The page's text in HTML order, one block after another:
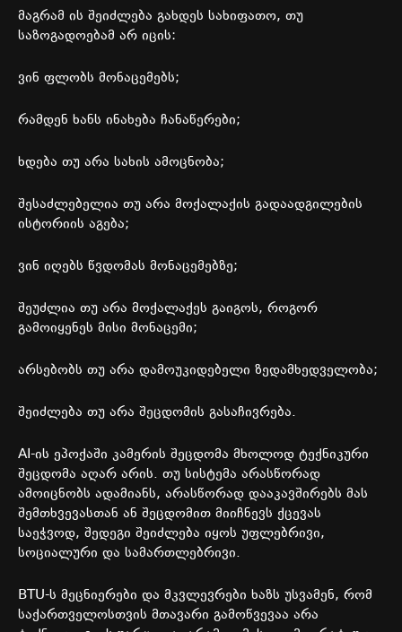
მაგრამ ის შეიძლება გახდეს სახიფათო, თუ
საზოგადოებამ არ იცის:
ვინ ფლობს მონაცემებს;
რამდენ ხანს ინახება ჩანაწერები;
ხდება თუ არა სახის ამოცნობა;
შესაძლებელია თუ არა მოქალაქის გადაადგილების
ისტორიის აგება;
ვინ იღებს წვდომას მონაცემებზე;
შეუძლია თუ არა მოქალაქეს გაიგოს, როგორ
გამოიყენეს მისი მონაცემი;
არსებობს თუ არა დამოუკიდებელი ზედამხედველობა;
შეიძლება თუ არა შეცდომის გასაჩივრება.
AI-ის ეპოქაში კამერის შეცდომა მხოლოდ ტექნიკური
შეცდომა აღარ არის. თუ სისტემა არასწორად
ამოიცნობს ადამიანს, არასწორად დააკავშირებს მას
შემთხვევასთან ან შეცდომით მიიჩნევს ქცევას
საეჭვოდ, შედეგი შეიძლება იყოს უფლებრივი,
სოციალური და სამართლებრივი.
BTU-ს მეცნიერები და მკვლევრები ხაზს უსვამენ, რომ
საქართველოსთვის მთავარი გამოწვევაა არა